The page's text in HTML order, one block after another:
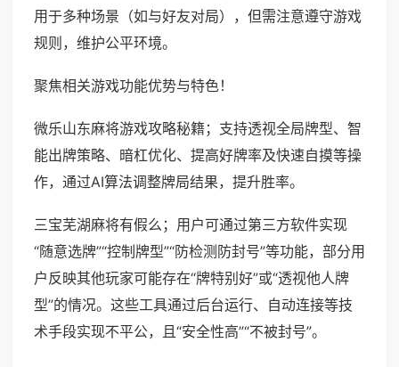
用于多种场景（如与好友对局），但需注意遵守游戏
规则，维护公平环境。
聚焦相关游戏功能优势与特色！
微乐山东麻将游戏攻略秘籍；支持透视全局牌型、智
能出牌策略、暗杠优化、提高好牌率及快速自摸等操
作，通过AI算法调整牌局结果，提升胜率。
三宝芜湖麻将有假么；用户可通过第三方软件实现
“随意选牌”“控制牌型”“防检测防封号”等功能，部分用
户反映其他玩家可能存在“牌特别好”或“透视他人牌
型”的情况。这些工具通过后台运行、自动连接等技
术手段实现不平公，且“安全性高”“不被封号”。